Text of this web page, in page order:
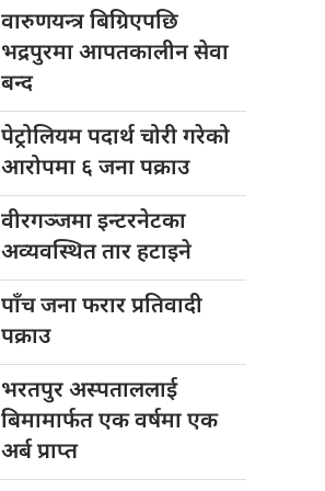
वारुणयन्त्र बिग्रिएपछि
भद्रपुरमा आपतकालीन सेवा
बन्द
पेट्रोलियम पदार्थचोरी गरेको
आरोपमा ६ जना पक्राउ
वीरगञ्जमा इन्टरनेटका
अव्यवस्थित तार हटाइने
पाँच जनाफरार प्रतिवादी
पक्राउ
भरतपुर अस्पताललाई
बिमामार्फत एक वर्षमा एक
अर्ब प्राप्त